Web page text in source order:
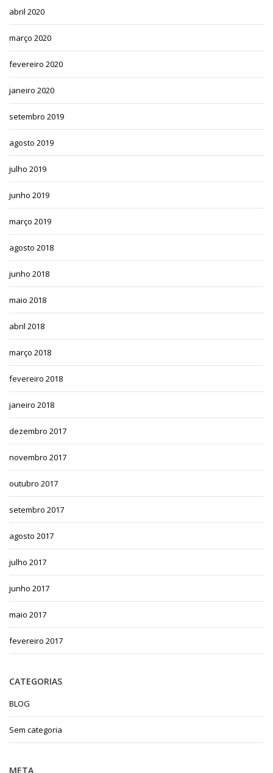
abril 2020
março 2020
fevereiro 2020
janeiro 2020
setembro 2019
agosto 2019
julho 2019
junho 2019
março 2019
agosto 2018
junho 2018
maio 2018
abril 2018
março 2018
fevereiro 2018
janeiro 2018
dezembro 2017
novembro 2017
outubro 2017
setembro 2017
agosto 2017
julho 2017
junho 2017
maio 2017
fevereiro 2017
CATEGORIAS
BLOG
Sem categoria
META